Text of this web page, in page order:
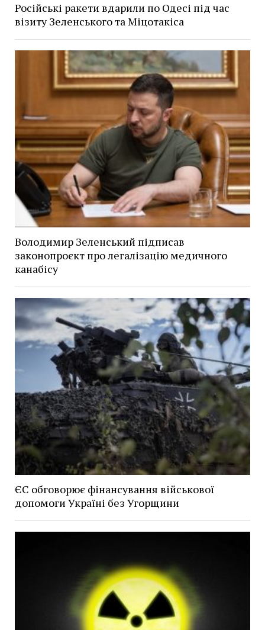
Російські ракети вдарили по Одесі під час
візиту Зеленського та Міцотакіса
Володимир Зеленський підписав
законопроєкт про легалізацію медичного
канабісу
ЄС обговорює фінансування військової
допомоги Україні без Угорщини